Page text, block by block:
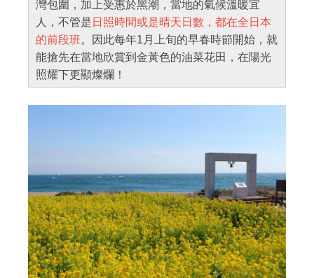
灣包圍，加上受惠於黑潮，當地的氣候溫暖宜
人，不管是 日照時間或是晴天日數，都在全日本
的前段班。因此每年1月上旬的早春時節開始，就
能搶先在當地欣賞到金黃色的油菜花田，在陽光
照耀下更顯燦爛！